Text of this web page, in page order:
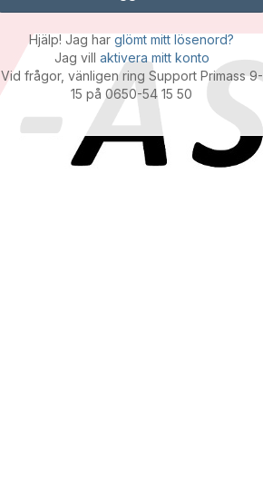
Hjälp! Jag har glömt mitt lösenord?
Jag vill aktivera mitt konto
Vid frågor, vänligen ring Support Primass 9-
15 på 0650-54 15 50